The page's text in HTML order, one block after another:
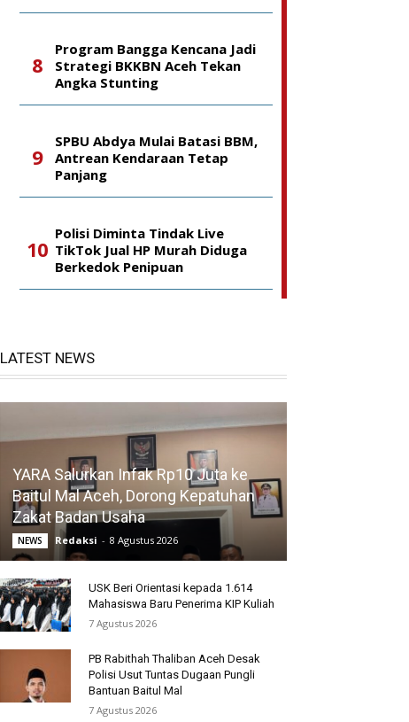
Program Bangga Kencana Jadi
Strategi BKKBN Aceh Tekan
Angka Stunting
SPBU Abdya Mulai Batasi BBM,
Antrean Kendaraan Tetap
Panjang
Polisi Diminta Tindak Live
TikTok Jual HP Murah Diduga
Berkedok Penipuan
LATEST NEWS
YARA Salurkan Infak Rp10 Juta ke
Baitul Mal Aceh, Dorong Kepatuhan
Zakat Badan Usaha
NEWS Redaksi - 8 Agustus 2026
USK Beri Orientasi kepada 1.614
Mahasiswa Baru Penerima KIP Kuliah
7 Agustus 2026
PB Rabithah Thaliban Aceh Desak
Polisi Usut Tuntas Dugaan Pungli
Bantuan Baitul Mal
7 Agustus 2026